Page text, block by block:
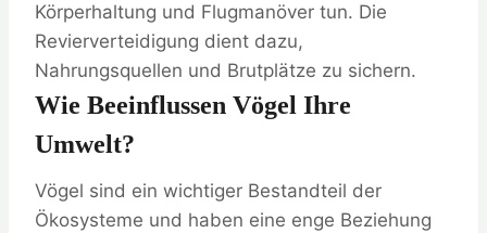
Körperhaltung und Flugmanöver tun. Die
Revierverteidigung dient dazu,
Nahrungsquellen und Brutplätze zu sichern.
Wie Beeinflussen Vögel Ihre
Umwelt?
Vögel sind ein wichtiger Bestandteil der
Ökosysteme und haben eine enge Beziehung